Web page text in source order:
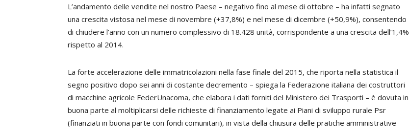
L’andamento delle vendite nel nostro Paese – negativo fino al mese di ottobre – ha infatti segnato
una crescita vistosa nel mese di novembre (+37,8%) e nel mese di dicembre (+50,9%), consentendo
di chiudere l’anno con un numero complessivo di 18.428 unità, corrispondente a una crescita dell’1,4%
rispetto al 2014.
La forte accelerazione delle immatricolazioni nella fase finale del 2015, che riporta nella statistica il
segno positivo dopo sei anni di costante decremento – spiega la Federazione italiana dei costruttori
di macchine agricole FederUnacoma, che elabora i dati forniti del Ministero dei Trasporti – è dovuta in
buona parte al moltiplicarsi delle richieste di finanziamento legate ai Piani di sviluppo rurale Psr
(finanziati in buona parte con fondi comunitari), in vista della chiusura delle pratiche amministrative